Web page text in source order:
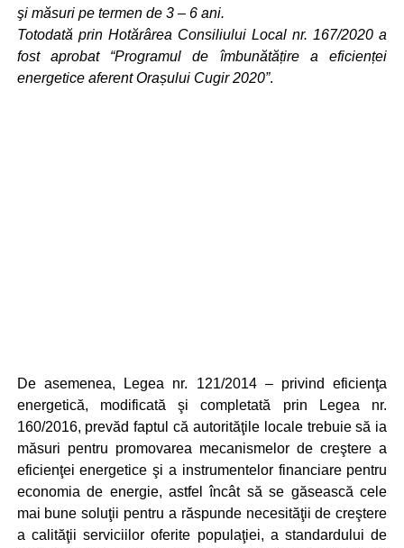
şi măsuri pe termen de 3 – 6 ani.
Totodată prin Hotărârea Consiliului Local nr. 167/2020 a
fost aprobat “Programul de îmbunătățire a eficienței
energetice aferent Orașului Cugir 2020”.
De asemenea, Legea nr. 121/2014 – privind eficienţa
energetică, modificată şi completată prin Legea nr.
160/2016, prevăd faptul că autorităţile locale trebuie să ia
măsuri pentru promovarea mecanismelor de creştere a
eficienţei energetice şi a instrumentelor financiare pentru
economia de energie, astfel încât să se găsească cele
mai bune soluţii pentru a răspunde necesităţii de creştere
a calităţii serviciilor oferite populaţiei, a standardului de